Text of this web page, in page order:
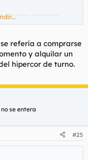
merece encargar
se refería a comprarse
y alquilar un
hipercor de turno.
se entera
#25